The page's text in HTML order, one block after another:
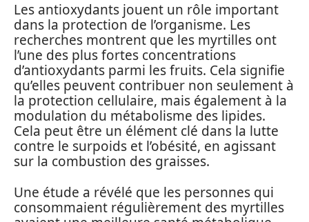
Les antioxydants jouent un rôle important
dans la protection de l’organisme. Les
recherches montrent que les myrtilles ont
l’une des plus fortes concentrations
d’antioxydants parmi les fruits. Cela signifie
qu’elles peuvent contribuer non seulement à
la protection cellulaire, mais également à la
modulation du métabolisme des lipides.
Cela peut être un élément clé dans la lutte
contre le surpoids et l’obésité, en agissant
sur la combustion des graisses.
Une étude a révélé que les personnes qui
consommaient régulièrement des myrtilles